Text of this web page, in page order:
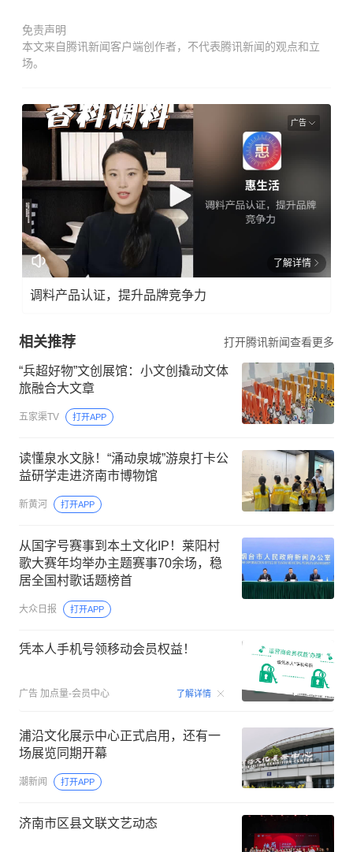
免责声明
本文来自腾讯新闻客户端创作者，不代表腾讯新闻的观点和立
场。
广告
了解详情
调料产品认证，提升品牌竞争力
相关推荐 打开腾讯新闻查看更多
“兵超好物”文创展馆：小文创撬动文体
旅融合大文章
五家渠TV 打开APP
读懂泉水文脉！“涌动泉城”游泉打卡公
益研学走进济南市博物馆
新黄河 打开APP
从国字号赛事到本土文化IP！莱阳村
歌大赛年均举办主题赛事70余场，稳
居全国村歌话题榜首
大众日报 打开APP
凭本人手机号领移动会员权益！
广告 加点量-会员中心 了解详情 00:15
浦沿文化展示中心正式启用，还有一
场展览同期开幕
潮新闻 打开APP
济南市区县文联文艺动态